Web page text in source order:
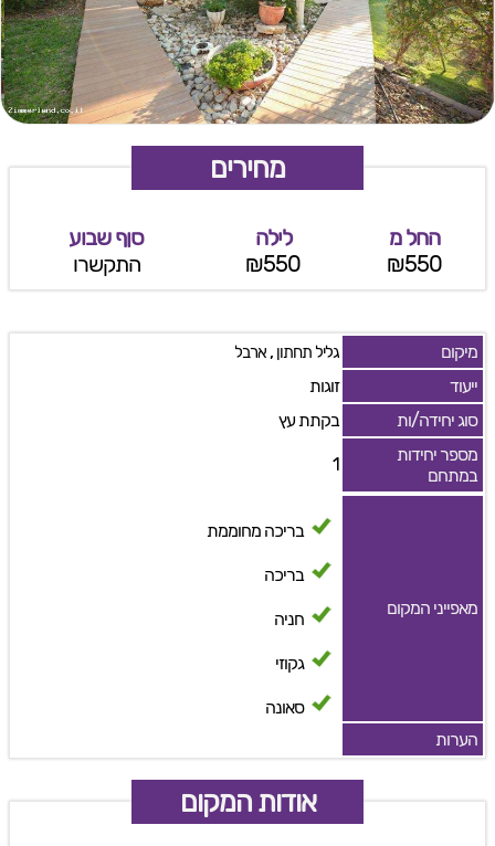
מחירים
החל מ
₪550
לילה
₪550
סןף שבוע
התקשרו
מיקום גליל תחתון, ארבל
ייעוד
זוגות
סוג יחידה/ות
בקתת עץ
מספר יחידות
במתחם
1
מאפייני המקום
בריכה מחוממת
בריכה
חניה
גקוזי
סאונה
הערות
אודות המקום